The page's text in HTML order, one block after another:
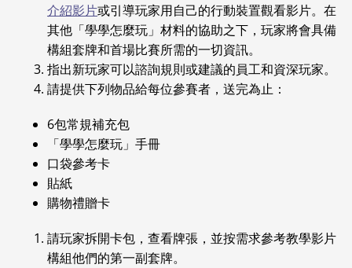
介紹影片或引導玩家用自己的行動裝置觀看影片。在
其他「學學怎麼玩」材料的協助之下，玩家將會具備
構組套牌和首場比賽所需的一切資訊。
指出新玩家可以諮詢規則或建議的員工和資深玩家。
請提供下列物品給每位參賽者，送完為止：
6包常規補充包
「學學怎麼玩」手冊
口袋參考卡
貼紙
購物禮贈卡
請玩家拆開卡包，查看牌張，並按需求參考教學影片
構組他們的第一副套牌。